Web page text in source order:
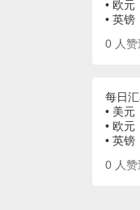
• 欧元
• 英镑
0 人赞
每日汇
• 美元
• 欧元
• 英镑
0 人赞